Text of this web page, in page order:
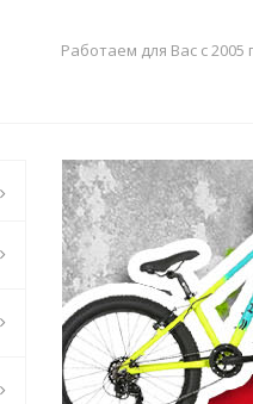
Работаем для Вас с 2005